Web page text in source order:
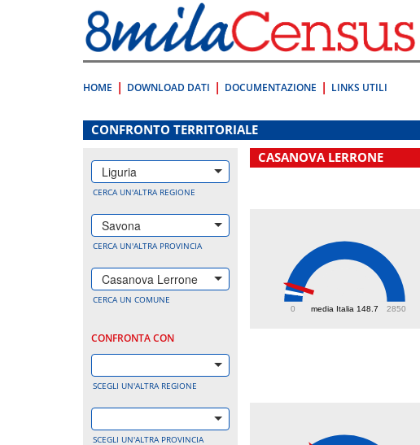
direttamente
a:
Contenuto
HOME DOWNLOAD DATI DOCUMENTAZIONE LINKS UTILI
.
CONFRONTO TERRITORIALE
Liguria
CERCA UN'ALTRA REGIONE
Savona
CERCA UN'ALTRA PROVINCIA
Casanova Lerrone
CERCA UN COMUNE
CONFRONTA CON
SCEGLI UN'ALTRA REGIONE
SCEGLI UN'ALTRA PROVINCIA
CASANOVA LERRONE
media Italia 148.7
0 2850